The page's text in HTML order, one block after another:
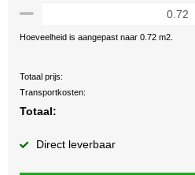
Hoeveelheid is aangepast naar 0.72 m2.
Totaal prijs:
Transportkosten:
Totaal:
Direct leverbaar